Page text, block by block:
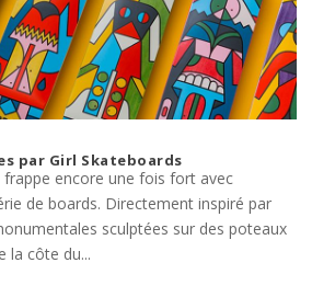
par Girl Skateboards
frappe encore une fois fort avec
de boards. Directement inspiré par
sculptées sur des poteaux
la côte du...